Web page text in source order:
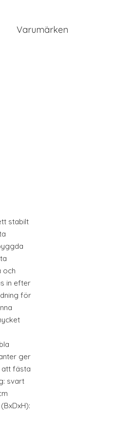
Varumärken
stabilt
och
in efter
för
ger
fästa
svart